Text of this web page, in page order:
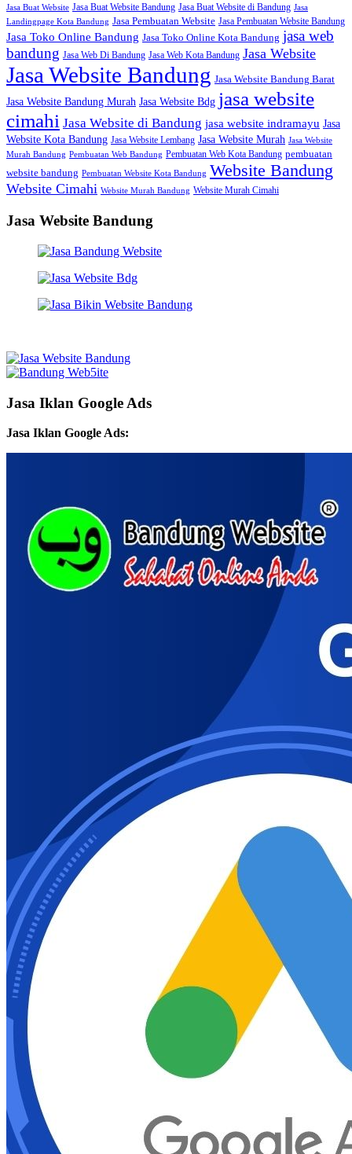
Jasa Buat Website Jasa Buat Website Bandung Jasa Buat Website di Bandung Jasa
Landingpage Kota Bandung Jasa Pembuatan Website Jasa Pembuatan Website Bandung
Jasa Toko Online Bandung Jasa Toko Online Kota Bandung jasa web
bandung Jasa Web Di Bandung Jasa Web Kota Bandung Jasa Website
Jasa Website Bandung Jasa Website Bandung Barat
Jasa Website Bandung Murah Jasa Website Bdg jasa website
cimahi Jasa Website di Bandung jasa website indramayu Jasa
Website Kota Bandung Jasa Website Lembang Jasa Website Murah Jasa Website
Murah Bandung Pembuatan Web Bandung Pembuatan Web Kota Bandung pembuatan
website bandung Pembuatan Website Kota Bandung Website Bandung
Website Cimahi Website Murah Bandung Website Murah Cimahi
Jasa Website Bandung
Jasa Iklan Google Ads
Jasa Iklan Google Ads: